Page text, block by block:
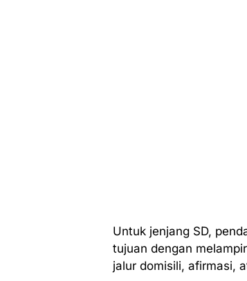
Untuk jenjang SD,
tujuan dengan
jalur domisili, afirmasi,